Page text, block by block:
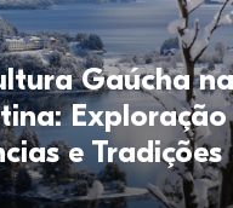
Gaúcha na
Exploração
e Tradições